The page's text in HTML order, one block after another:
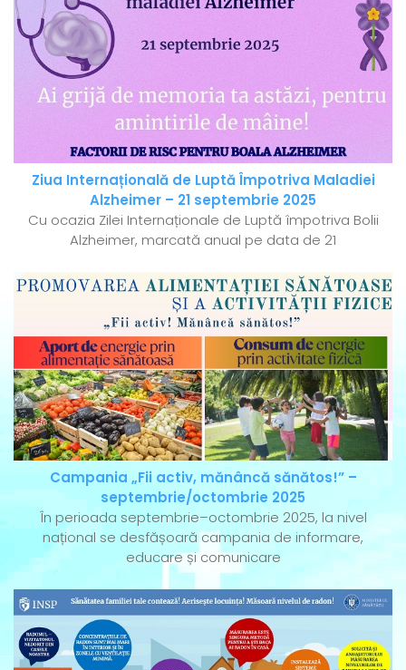
Ziua Internațională de Luptă Împotriva Maladiei
Alzheimer – 21 septembrie 2025
Cu ocazia Zilei Internaționale de Luptă împotriva Bolii
Alzheimer, marcată anual pe data de 21
Campania „Fii activ, mănâncă sănătos!” –
septembrie/octombrie 2025
În perioada septembrie–octombrie 2025, la nivel
național se desfășoară campania de informare,
educare și comunicare